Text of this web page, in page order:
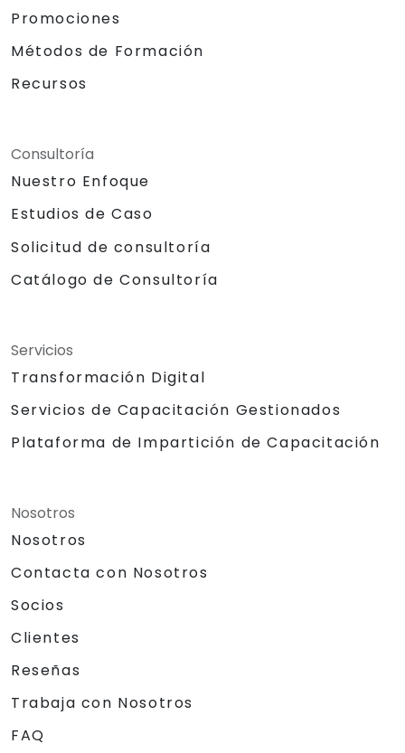
Promociones
Métodos de Formación
Recursos
Consultoría
Nuestro Enfoque
Estudios de Caso
Solicitud de consultoría
Catálogo de Consultoría
Servicios
Transformación Digital
Servicios de Capacitación Gestionados
Plataforma de Impartición de Capacitación
Nosotros
Nosotros
Contacta con Nosotros
Socios
Clientes
Reseñas
Trabaja con Nosotros
FAQ